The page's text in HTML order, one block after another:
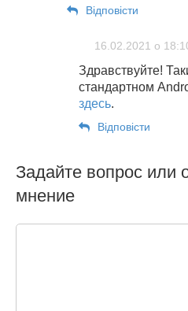
Відповіcти
16.02.2021 о
Здравствуйте!
стандартном
здесь.
Відповіcти
Задайте вопрос или
мнение